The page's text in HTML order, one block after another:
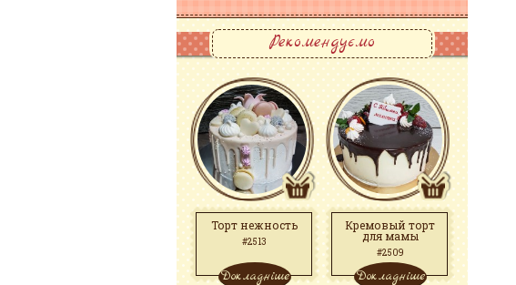
Рекомендуємо
Торт нежность
#2513
Докладніше
Кремовый торт
для мамы
#2509
Докладніше